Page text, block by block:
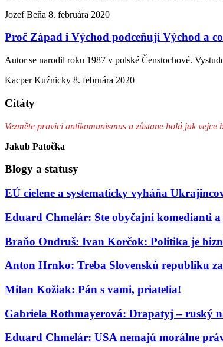
Jozef Beňa 8. februára 2020
Proč Západ i Východ podceňují Východ a
Autor se narodil roku 1987 v polské Čenstochové.
Kacper Kuźnicky 8. februára 2020
Citáty
Vezměte pravici antikomunismus a zůstane holá jak vejce
Jakub Patočka
Blogy a statusy
EÚ cielene a systematicky vyháňa
Eduard Chmelár: Ste obyčajní komedianti a
Braňo Ondruš: Ivan Korčok: Politika je
Anton Hrnko: Treba Slovenskú republiku
Milan Kožiak: Pán s vami, priatelia!
Gabriela Rothmayerová: Drapatyj – ruský
Eduard Chmelár: USA nemajú morálne